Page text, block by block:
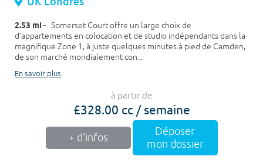
2.53 mi - Somerset Court offre un large choix de
d’appartements en colocation et de studio indépendants dans la
magnifique Zone 1, à juste quelques minutes à pied de Camden,
de son marché mondialement con...
En savoir plus
à partir de
£328.00 cc / semaine
+ d'infos
Déposer
mon dossier